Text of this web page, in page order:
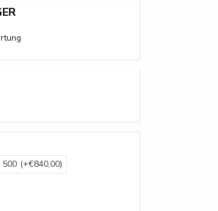
500 (+€840,00)